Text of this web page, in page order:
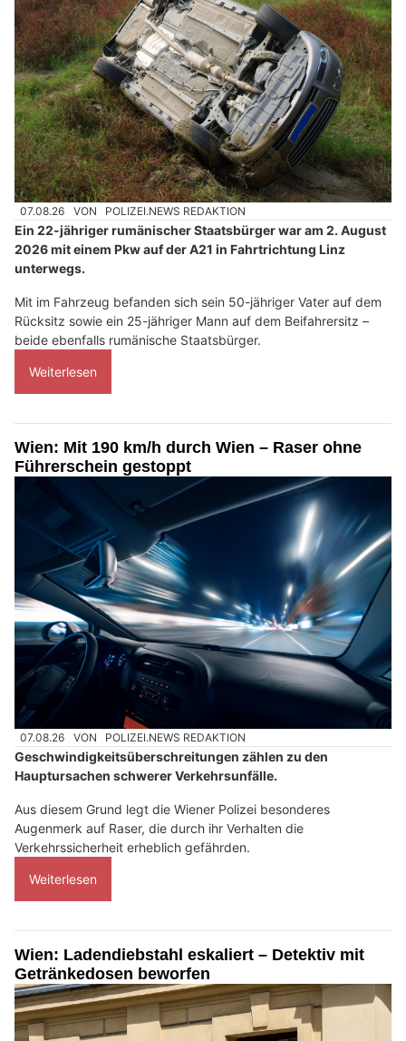
07.08.26 VON POLIZEI.NEWS REDAKTION
Ein 22-jähriger rumänischer Staatsbürger war am 2. August
2026 mit einem Pkw auf der A21 in Fahrtrichtung Linz
unterwegs.
Mit im Fahrzeug befanden sich sein 50-jähriger Vater auf dem
Rücksitz sowie ein 25-jähriger Mann auf dem Beifahrersitz –
beide ebenfalls rumänische Staatsbürger.
Weiterlesen
Wien: Mit 190 km/h durch Wien – Raser ohne
Führerschein gestoppt
07.08.26 VON POLIZEI.NEWS REDAKTION
Geschwindigkeitsüberschreitungen zählen zu den
Hauptursachen schwerer Verkehrsunfälle.
Aus diesem Grund legt die Wiener Polizei besonderes
Augenmerk auf Raser, die durch ihr Verhalten die
Verkehrssicherheit erheblich gefährden.
Weiterlesen
Wien: Ladendiebstahl eskaliert – Detektiv mit
Getränkedosen beworfen